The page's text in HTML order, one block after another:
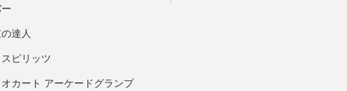
達人
ピリッツ
カート アーケードグランプ